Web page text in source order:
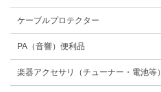
ケーブルプロテクター
PA（音響）便利品
楽器アクセサリ（チューナー・電池等）